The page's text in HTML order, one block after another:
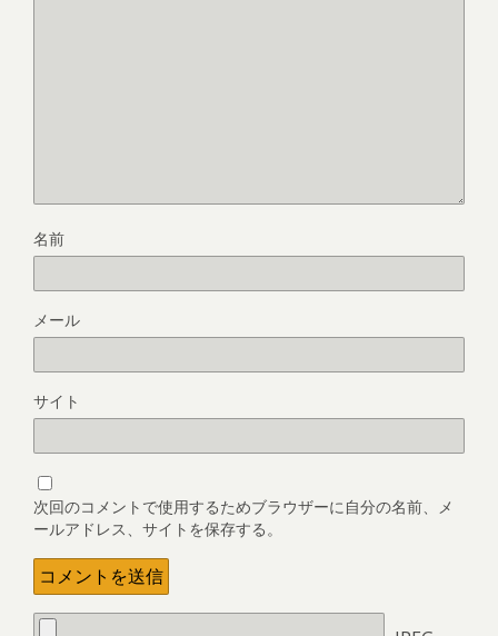
名前
メール
サイト
次回のコメントで使用するためブラウザーに自分の名前、メ
ールアドレス、サイトを保存する。